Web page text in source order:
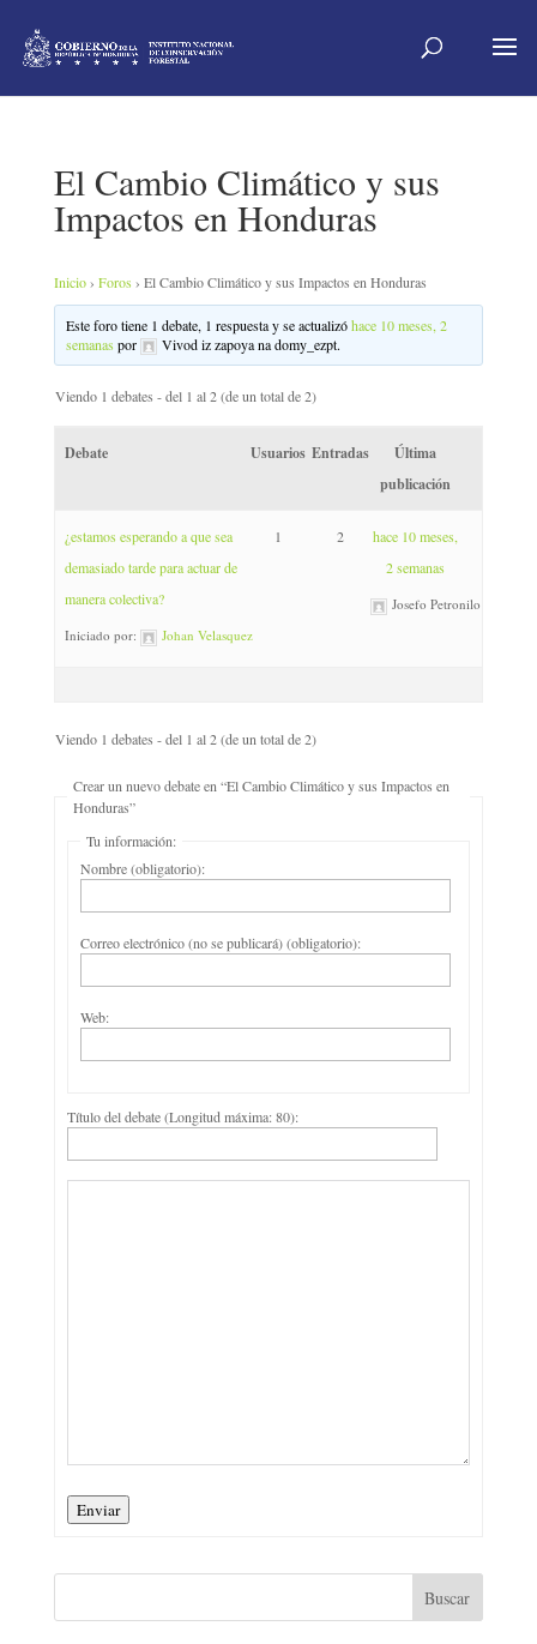
El Cambio Climático y sus
Impactos en Honduras
Inicio › Foros › El Cambio Climático y sus Impactos en Honduras
Este foro tiene 1 debate, 1 respuesta y se actualizóhace 10 meses, 2
semanas por Vivod iz zapoya na domy_ezpt.
Viendo 1 debates - del 1 al 2 (de un total de 2)
Debate Usuarios Entradas
Última
publicación
¿estamos esperando a que sea
demasiado tarde para actuar de
manera colectiva?
Iniciado por: Johan Velasquez
1 2
hace 10 meses,
2 semanas
Josefo Petronilo
Viendo 1 debates - del 1 al 2 (de un total de 2)
Crear un nuevo debate en “El Cambio Climático y sus Impactos en
Honduras”
Tu información:
Nombre (obligatorio):
Correo electrónico (no se publicará) (obligatorio):
Web:
Título del debate (Longitud máxima: 80):
Enviar